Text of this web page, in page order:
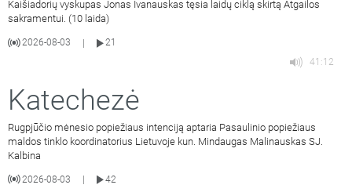
Kaišiadorių vyskupas Jonas Ivanauskas tęsia laidų ciklą skirtą Atgailos
sakramentui. (10 laida)
2026-08-03
21
41:12
Katechezė
Rugpjūčio mėnesio popiežiaus intenciją aptaria Pasaulinio popiežiaus
maldos tinklo koordinatorius Lietuvoje kun. Mindaugas Malinauskas SJ.
Kalbina
2026-08-03
42